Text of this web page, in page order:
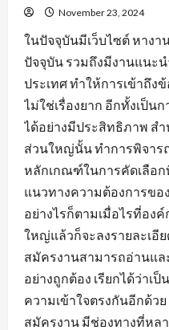
November 23, 2024
ในปัจจุบันมีเว็บไซต์ หางา
ปัจจุบัน รวมถึงมีงานแนะ
ประเทศ ทำให้การเข้าถึง
ไม่ใช่เรื่องยาก อีกทั้งเป็น
ได้อย่างมีประสิทธิภาพ ส
ส่วนใหญ่นั้น ทำการพิจาร
หลักเกณฑ์ในการคัดเลือ
แนวทางความต้องการขอ
อย่างไรก็ตามเมื่อไรที่อง
ใหญ่แล้วก็จะลงรายละเอี
สมัครงานสามารถอ่านแล
อย่างถูกต้อง เรียกได้ว่าเ
ความเข้าใจตรงกันอีกด้ว
สมัครงาน มีช่องทางที่หล